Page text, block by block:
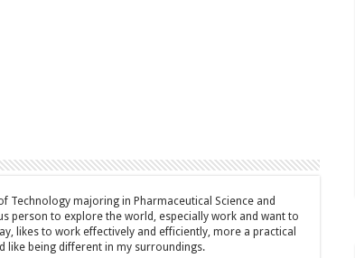
Technology majoring in Pharmaceutical Science and
person to explore the world, especially work and want to
likes to work effectively and efficiently, more a practical
like being different in my surroundings.